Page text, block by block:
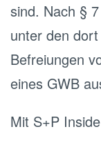
sind. Nach §
unter den
Befreiungen
eines GWB
Mit S+P